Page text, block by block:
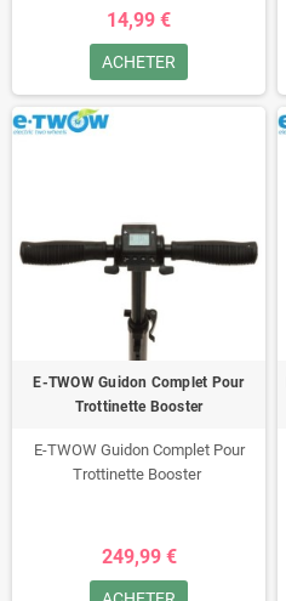
14,99 €
ACHETER
E-TWOW Guidon Complet Pour
Trottinette Booster
E-TWOW Guidon Complet Pour
Trottinette Booster
249,99 €